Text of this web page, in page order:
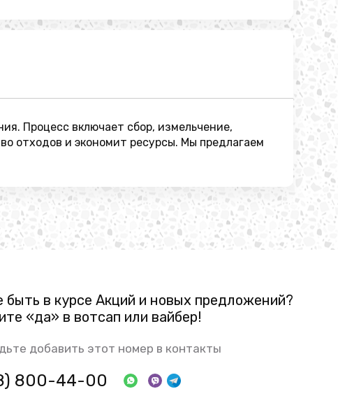
Процесс включает сбор, измельчение,
отходов и экономит ресурсы. Мы предлагаем
быть в курсе Акций и новых предложений?
«да» в вотсап или вайбер!
добавить этот номер в контакты
800-44-00